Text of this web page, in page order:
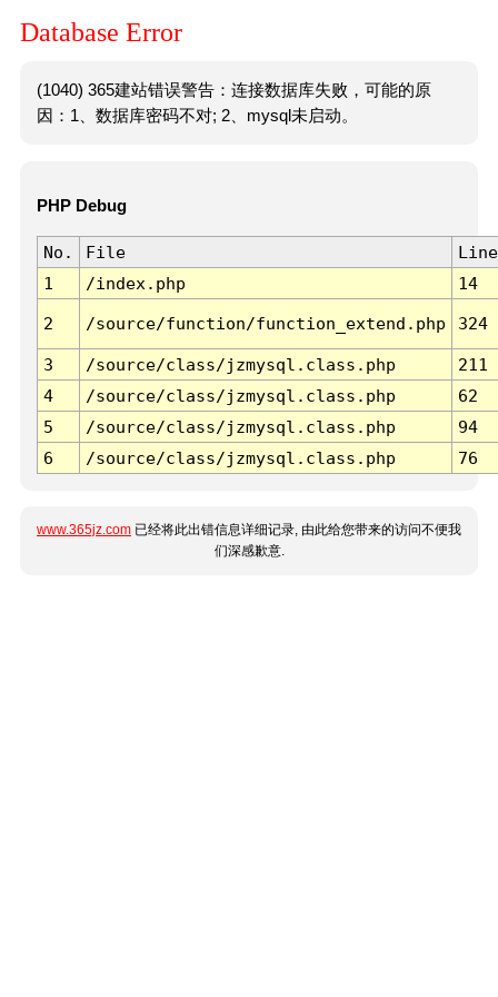
Database Error
(1040) 365建站错误警告：连接数据库失败，可能的原
因：1、数据库密码不对; 2、mysql未启动。
PHP Debug
No. File
Line
1
/index.php 14
2 /source/function/function_extend.php 324
3 /source/class/jzmysql.class.php
211
4
/source/class/jzmysql.class.php
62
5
/source/class/jzmysql.class.php
94
6
/source/class/jzmysql.class.php 76
www.365jz.com 已经将此出错信息详细记录, 由此给您带来的访问不便我
们深感歉意.